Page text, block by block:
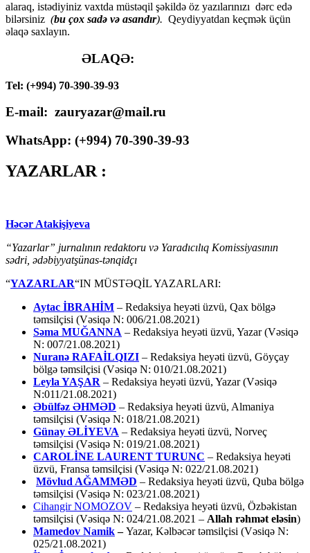
alaraq, istədiyiniz vaxtda müstəqil şəkildə öz yazılarınızı dərc edə
bilərsiniz (bu çox sadə və asandır). Qeydiyyatdan keçmək üçün
əlaqə saxlayın.
ƏLAQƏ:
Tel: (+994) 70-390-39-93
E-mail: zauryazar@mail.ru
WhatsApp: (+994) 70-390-39-93
YAZARLAR :
Həcər Atakişiyeva
“Yazarlar” jurnalının redaktoru və Yaradıcılıq Komissiyasının
sədri, ədəbiyyatşünas-tənqidçı
“YAZARLAR“IN MÜSTƏQİL YAZARLARI:
Aytac İBRAHİM – Redaksiya heyəti üzvü, Qax bölgə
təmsilçisi (Vəsiqə N: 006/21.08.2021)
Səma MUĞANNA – Redaksiya heyəti üzvü, Yazar (Vəsiqə
N: 007/21.08.2021)
Nuranə RAFAİLQIZI – Redaksiya heyəti üzvü, Göyçay
bölgə təmsilçisi (Vəsiqə N: 010/21.08.2021)
Leyla YAŞAR – Redaksiya heyəti üzvü, Yazar (Vəsiqə
N:011/21.08.2021)
Əbülfəz ƏHMƏD – Redaksiya heyəti üzvü, Almaniya
təmsilçisi (Vəsiqə N: 018/21.08.2021)
Günay ƏLİYEVA – Redaksiya heyəti üzvü, Norveç
təmsilçisi (Vəsiqə N: 019/21.08.2021)
CAROLİNE LAURENT TURUNC – Redaksiya heyəti
üzvü, Fransa təmsilçisi (Vəsiqə N: 022/21.08.2021)
Mövlud AĞAMMƏD – Redaksiya heyəti üzvü, Quba bölgə
təmsilçisi (Vəsiqə N: 023/21.08.2021)
Cihangir NOMOZOV – Redaksiya heyəti üzvü, Özbəkistan
təmsilçisi (Vəsiqə N: 024/21.08.2021 – Allah rəhmət eləsin)
Mamedov Namik–Yazar, Kəlbəcər təmsilçisi (Vəsiqə N:
025/21.08.2021)